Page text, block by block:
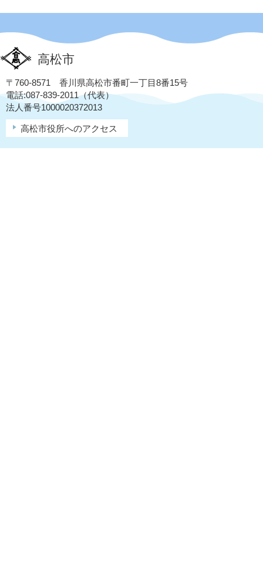
高松市
〒760-8571 香川県高松市番町一丁目8番15号
電話:087-839-2011（代表）
法人番号1000020372013
高松市役所へのアクセス